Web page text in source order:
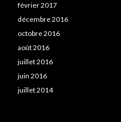
février 2017
décembre 2016
octobre 2016
août 2016
juillet 2016
juin 2016
juillet 2014